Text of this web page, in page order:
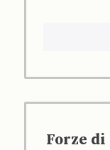
Forze